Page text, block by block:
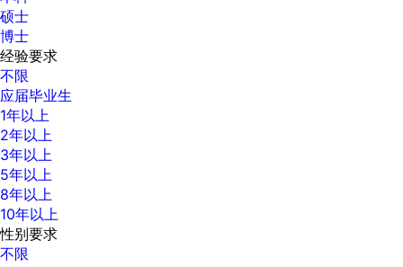
硕士
博士
经验要求
不限
应届毕业生
1年以上
2年以上
3年以上
5年以上
8年以上
10年以上
性别要求
不限